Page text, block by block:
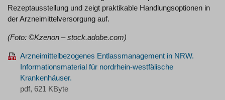
Rezeptausstellung und zeigt praktikable Handlungsoptionen in
der Arzneimittelversorgung auf.
(Foto: ©Kzenon – stock.adobe.com)
Arzneimittelbezogenes Entlassmanagement in NRW.
Informationsmaterial für nordrhein-westfälische
Krankenhäuser.
pdf, 621 KByte